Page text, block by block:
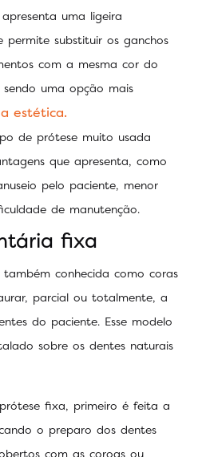
uma ligeira
permite substituir os ganchos
com a mesma cor do
uma opção mais
estética.
de prótese muito usada
que apresenta, como
pelo paciente, menor
de manutenção.
fixa
conhecida como coras
parcial ou totalmente, a
do paciente. Esse modelo
sobre os dentes naturais
fixa, primeiro é feita a
o preparo dos dentes
com as coroas ou